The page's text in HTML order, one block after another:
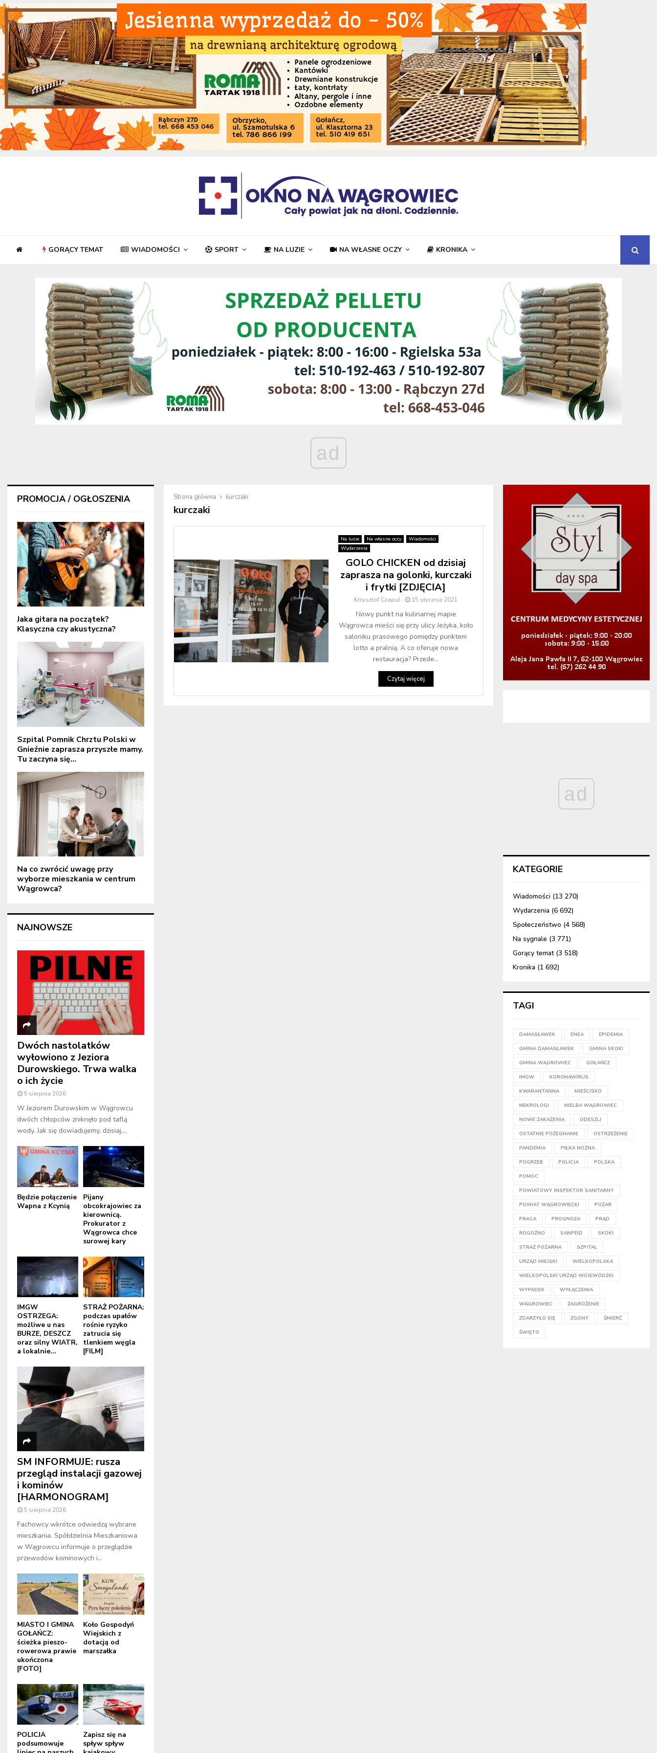
GORĄCY TEMAT WIADOMOŚCI SPORT NA LUZIE NA WŁASNE OCZY KRONIKA
ad
Strona główna kurczaki
kurczaki
Na luzie Na własne oczy
Wiadomości
Wydarzenia
GOLO CHICKEN od dzisiaj
zaprasza na golonki, kurczaki
i frytki [ZDJĘCIA]
Krzysztof Czapul 15 stycznia 2021
Nowy punkt na kulinarnej mapie
Wągrowca mieści się przy ulicy Jeżyka, koło
saloniku prasowego pomiędzy punktem
lotto a pralnią. A co oferuje nowa
restauracja? Przede...
Czytaj więcej
PROMOCJA / OGŁOSZENIA
Jaka gitara na początek?
Klasyczna czy akustyczna?
Szpital Pomnik Chrztu Polski w
Gnieźnie zaprasza przyszłe mamy.
Tu zaczyna się...
Na co zwrócić uwagę przy
wyborze mieszkania w centrum
Wągrowca?
NAJNOWSZE
Dwóch nastolatków
wyłowiono z Jeziora
Durowskiego. Trwa walka
o ich życie
5 sierpnia 2026
W Jeziorem Durowskim w Wągrowcu
dwóch chłopców zniknęło pod taflą
wody. Jak się dowiadujemy, dzisiaj,...
Będzie połączenie
Wapna z Kcynią
Pijany
obcokrajowiec za
kierownicą.
Prokurator z
Wągrowca chce
surowej kary
IMGW
OSTRZEGA:
możliwe u nas
BURZE, DESZCZ
oraz silny WIATR,
a lokalnie...
STRAŻ POŻARNA:
podczas upałów
rośnie ryzyko
zatrucia się
tlenkiem węgla
[FILM]
SM INFORMUJE: rusza
przegląd instalacji gazowej
i kominów
[HARMONOGRAM]
5 sierpnia 2026
Fachowcy wkrótce odwiedzą wybrane
mieszkania. Spółdzielnia Mieszkaniowa
w Wągrowcu informuje o przeglądzie
przewodów kominowych i...
MIASTO I GMINA
GOŁAŃCZ:
ścieżka pieszo-
rowerowa prawie
ukończona
[FOTO]
Koło Gospodyń
Wiejskich z
dotacją od
marszałka
POLICJA
podsumowuje
Zapisz się na
spływ spływ
ad
KATEGORIE
Wiadomości (13 270)
Wydarzenia (6 692)
Społeczeństwo (4 568)
Na sygnale (3 771)
Gorący temat(3 518)
Kronika (1 692)
TAGI
DAMASŁAWEK ENEA EPIDEMIA
GMINA DAMASŁAWEK GMINA SKOKI
GMINA WĄGROWIEC GOŁAŃCZ
IMGW KORONAWIRUS
KWARANTANNA MIEŚCISKO
NEKROLOGI NIELBA WĄGROWIEC
NOWE ZAKAŻENIA ODESZLI
OSTATNIE POŻEGNANIE OSTRZEŻENIE
PANDEMIA PIŁKA NOŻNA
POGRZEB POLICJA POLSKA
POMOC
POWIATOWY INSPEKTOR SANITARNY
POWIAT WĄGROWIECKI POŻAR
PRACA PROGNOZA PRĄD
ROGOŹNO SANPEID SKOKI
STRAŻ POŻARNA SZPITAL
URZĄD MIEJSKI WIELKOPOLSKA
WIELKOPOLSKI URZĄD WOJEWÓDZKI
WYPADEK WYŁĄCZENIA
WĄGROWIEC ZAGROŻENIE
ZDARZYŁO SIĘ ZGONY ŚMIERĆ
ŚWIĘTO